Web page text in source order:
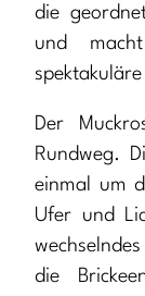
die
und
Der
Rundweg.
einmal um
Ufer und
die